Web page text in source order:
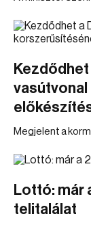
Megjelent a
Lottó: már
telitalálat